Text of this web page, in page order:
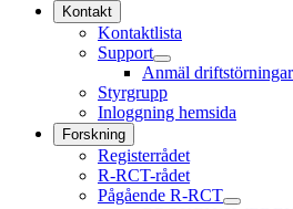
Kontakt
Kontaktlista
Support
Anmäl
Styrgrupp
Inloggning hemsida
Forskning
Registerrådet
R-RCT-rådet
Pågående R-RCT